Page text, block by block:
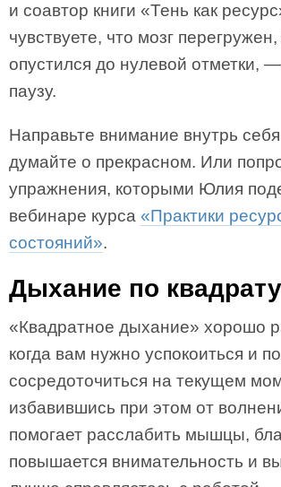
и соавтор книги «Тень как
чувствуете, что мозг
опустился до нулевой отметки,
паузу.
Направьте внимание внутрь
думайте о прекрасном. Или
упражнения, которыми Юлия
вебинаре курса «Практики
состояний».
Дыхание по квадрату
«Квадратное дыхание» хорошо
когда вам нужно успокоиться и
сосредоточиться на текущем
избавившись при этом от
помогает расслабить мышцы,
повышается внимательность и